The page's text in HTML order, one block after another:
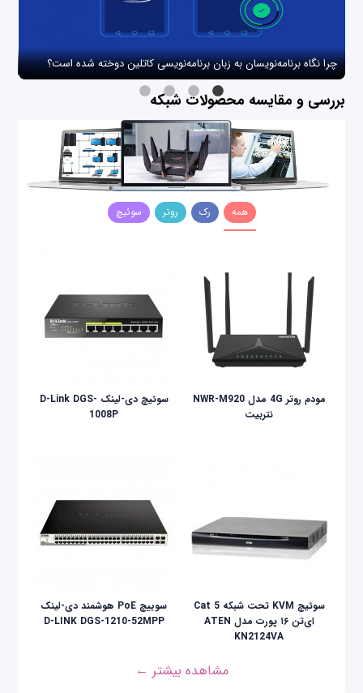
چرا نگاه برنامه‌نویسان به زبان برنامه‌نویسی کاتلین دوخته شده است؟
بررسی و مقایسه محصولات شبکه
همه رک روتر سوئیچ
مودم روتر 4G مدل NWR-M920
نتربیت
سوئیچ دی-لینک D-Link DGS-
1008P
سوئیچ KVM تحت شبکه Cat 5
ای‌تن ۱۶ پورت مدل ATEN
KN2124VA
سوییچ PoE هوشمند دی-لینک
D-LINK DGS-1210-52MPP
مشاهده بیشتر ←